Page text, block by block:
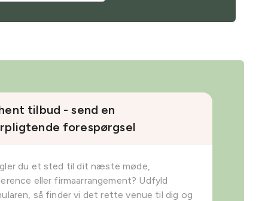
tilbud - send en
forespørgsel
du et sted til dit næste møde,
eller firmaarrangement? Udfyld
så finder vi det rette venue til dig og